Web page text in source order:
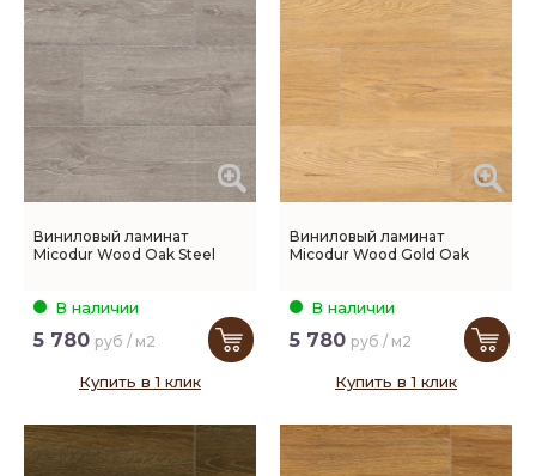
Виниловый ламинат
Micodur Wood Oak Steel
В наличии
5 780 руб / м2
Купить в 1 клик
Виниловый ламинат
Micodur Wood Gold Oak
В наличии
5 780 руб / м2
Купить в 1 клик